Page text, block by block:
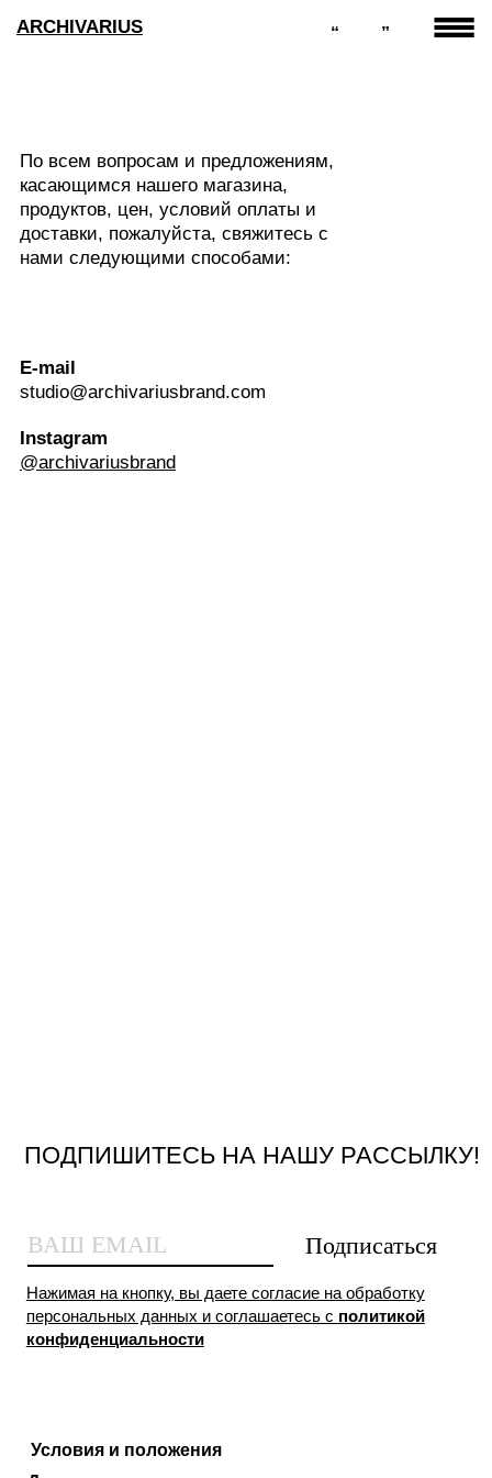
ARCHIVARIUS ”
“
По всем вопросам и предложениям,
касающимся нашего магазина,
продуктов, цен, условий оплаты и
доставки, пожалуйста, свяжитесь с
нами следующими способами:
E-mail
studio@archivariusbrand.com
Instagram
@archivariusbrand
Условия и положения